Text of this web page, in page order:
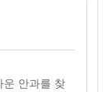
운 안과를 찾